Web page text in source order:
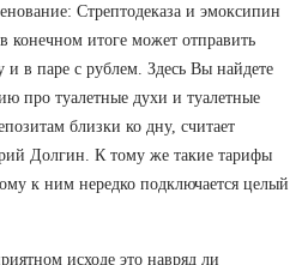
Стрептодеказа и эмоксипин
конечном итоге может отправить
и в паре с рублем. Здесь Вы найдете
про туалетные духи и туалетные
близки ко дну, считает
Долгин. К тому же такие тарифы
к ним нередко подключается целый
исходе это навряд ли